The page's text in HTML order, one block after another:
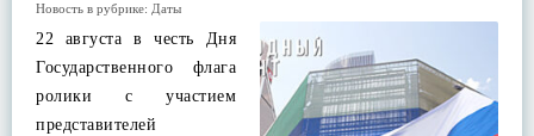
Новость в рубрике: Даты
22 августа в честь Дня
Государственного флага
ролики с участием
представителей